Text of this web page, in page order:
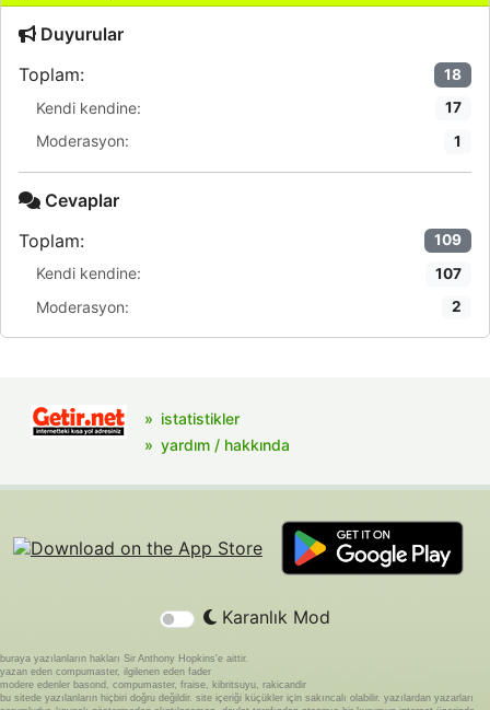
Duyurular
Toplam:
18
Kendi kendine: 17
Moderasyon: 1
Cevaplar
Toplam:
109
Kendi kendine: 107
Moderasyon: 2
istatistikler
yardım / hakkında
Karanlık Mod
buraya yazılanların hakları Sir Anthony Hopkins'e aittir.
yazan eden compumaster, ilgilenen eden fader
modere edenler basond, compumaster, fraise, kibritsuyu, rakicandir
bu sitede yazılanların hiçbiri doğru değildir. site içeriği küçükler için sakıncalı olabilir. yazılardan yazarları